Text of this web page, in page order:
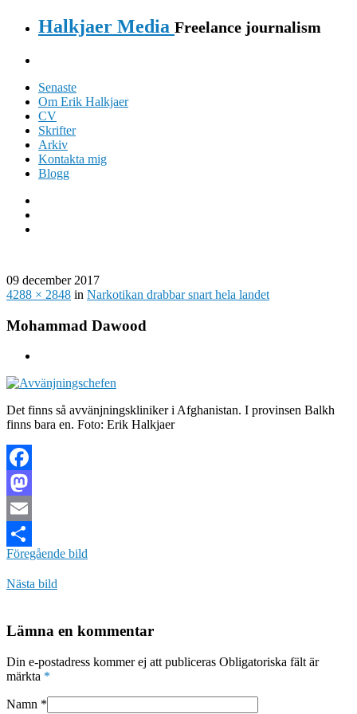
Halkjaer Media Freelance journalism
Senaste
Om Erik Halkjaer
CV
Skrifter
Arkiv
Kontakta mig
Blogg
09 december 2017
4288 × 2848 in Narkotikan drabbar snart hela landet
Mohammad Dawood
Det finns så avvänjningskliniker i Afghanistan. I provinsen Balkh
finns bara en. Foto: Erik Halkjaer
Facebook
Mastodon
Email
Dela
Föregående bild
Nästa bild
Lämna en kommentar
Din e-postadress kommer ej att publiceras Obligatoriska fält är
märkta *
Namn *